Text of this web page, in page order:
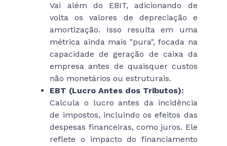
Vai além do EBIT, adicionando de
volta os valores de depreciação e
amortização. Isso resulta em uma
métrica ainda mais "pura", focada na
capacidade de geração de caixa da
empresa antes de quaisquer custos
não monetários ou estruturais.
EBT (Lucro Antes dos Tributos):
Calcula o lucro antes da incidência
de impostos, incluindo os efeitos das
despesas financeiras, como juros. Ele
reflete o impacto do financiamento